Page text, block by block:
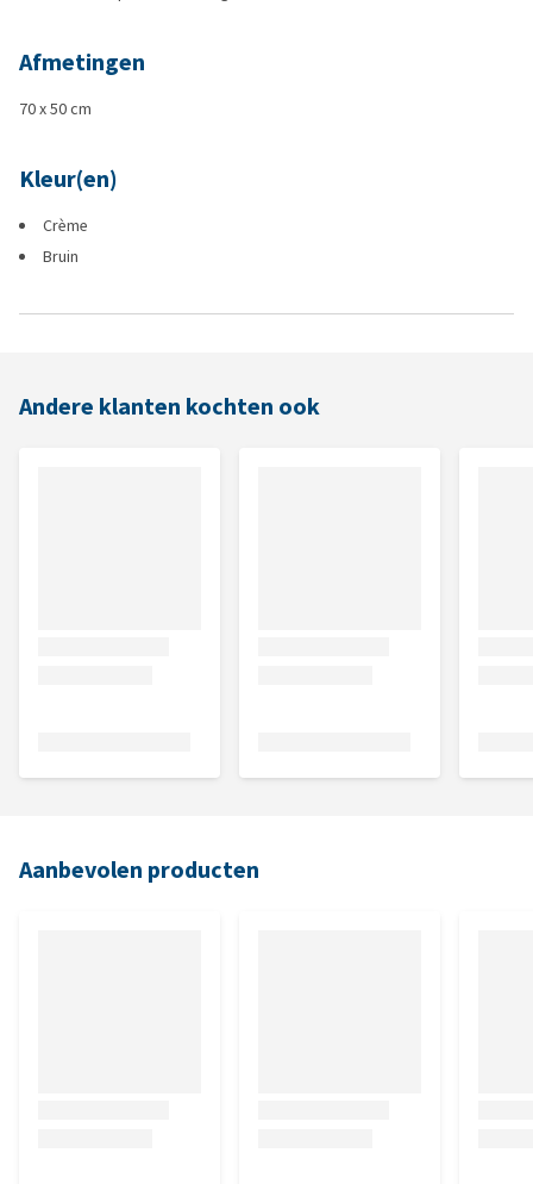
Afmetingen
70 x 50 cm
Kleur(en)
Crème
Bruin
Andere klanten kochten ook
Aanbevolen producten